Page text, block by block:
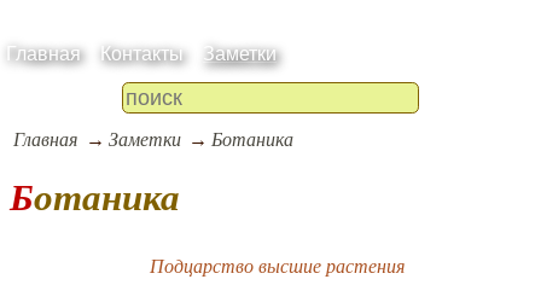
Главная Контакты Заметки
Главная Заметки Ботаника
Ботаника
Подцарство высшие растения